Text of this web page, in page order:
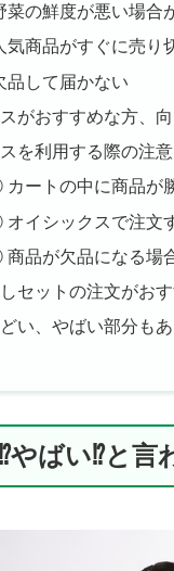
の鮮度が悪い場合
商品がすぐに売り
して届かない
がおすすめな方、
を利用する際の注
ートの中に商品が
イシックスで注文
品が欠品になる場
セットの注文がお
い、やばい部分も
ばい⁉と言